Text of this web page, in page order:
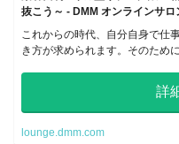
抜こう～ - DMM オンラインサロ
これからの時代、自分自身で仕
き方が求められます。そのため
詳
lounge.dmm.com